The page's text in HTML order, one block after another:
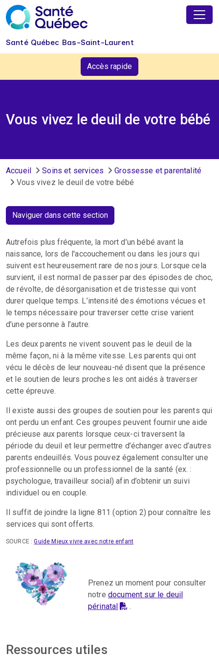
Aller au contenu principal
Santé Québec Bas-Saint-Laurent
Accès rapide
Vous vivez le deuil de votre bébé
Fil d'Ariane
Accueil Soins et services
Grossesse et parentalité
Vous vivez le deuil de votre bébé
Naviguer dans cette section
Autrefois plus fréquente, la mort d’un bébé avant la
naissance, lors de l'accouchement ou dans les jours qui
suivent est heureusement rare de nos jours. Lorsque cela
survient, il est normal de passer par des épisodes de choc,
de révolte, de désorganisation et de tristesse qui vont
durer quelque temps. L’intensité des émotions vécues et
le temps nécessaire pour traverser cette crise varient
d’une personne à l’autre.
Les deux parents ne vivent souvent pas le deuil de la
même façon, ni à la même vitesse. Les parents qui ont
vécu le décès de leur nouveau-né disent que la présence
et le soutien de leurs proches les ont aidés à traverser
cette épreuve.
Il existe aussi des groupes de soutien pour les parents qui
ont perdu un enfant. Ces groupes peuvent fournir une aide
précieuse aux parents lorsque ceux-ci traversent la
période du deuil et leur permettre d’échanger avec d’autres
parents endeuillés. Vous pouvez également consulter une
professionnelle ou un professionnel de la santé (ex. :
psychologue, travailleur social) afin d’obtenir un suivi
individuel ou en couple.
Il suffit de joindre la ligne 811 (option 2) pour connaître les
services qui sont offerts.
SOURCE :Guide Mieux vivre avec notre enfant
Prenez un moment pour consulter
notre document sur le deuil
périnatal
.
Ressources utiles